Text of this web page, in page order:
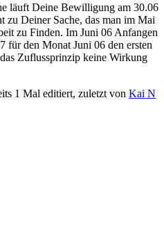
läuft Deine Bewilligung am 30.06
zu Deiner Sache, das man im Mai
zu Finden. Im Juni 06 Anfangen
für den Monat Juni 06 den ersten
Zuflussprinzip keine Wirkung
1 Mal editiert, zuletzt von Kai N